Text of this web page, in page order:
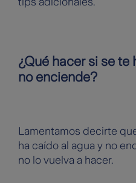
¿Qué hacer si se te
no enciende?
Lamentamos decirte
ha caído al agua y no
no lo vuelva a hacer.